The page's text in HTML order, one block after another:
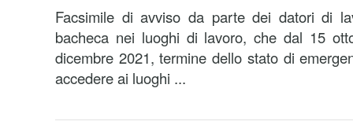
Facsimile di avviso da parte dei datori di
bacheca nei luoghi di lavoro, che dal 15
dicembre 2021, termine dello stato di
accedere ai luoghi ...